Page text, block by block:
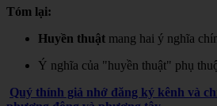
Tóm lại:
Huyền thuật mang hai ý nghĩa
Ý nghĩa của "huyền thuật" phụ
Quý thính giả nhớ đăng ký kênh và